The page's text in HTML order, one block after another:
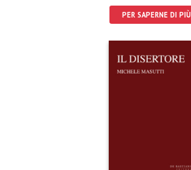
PER SAPERNE DI PIÙ